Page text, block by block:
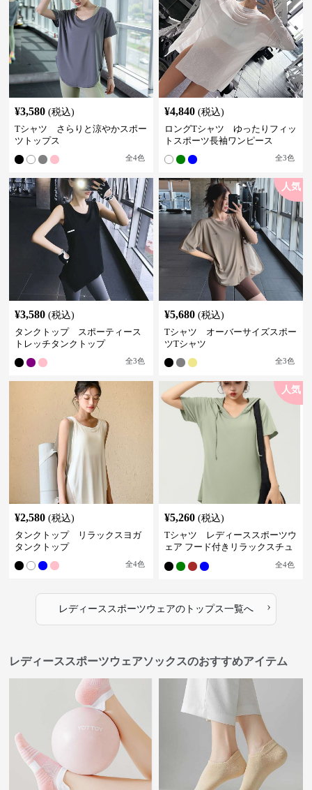
¥3,580 (税込)
Tシャツ さらりと涼やかスポー
ツトップス
全4色
¥4,840 (税込)
ロングTシャツ ゆったりフィッ
トスポーツ長袖ワンピース
全3色
¥3,580 (税込)
タンクトップ スポーティース
トレッチタンクトップ
全3色
人気
¥5,680 (税込)
Tシャツ オーバーサイズスポー
ツTシャツ
全3色
¥2,580 (税込)
タンクトップ リラックスヨガ
タンクトップ
全4色
人気
¥5,260 (税込)
Tシャツ レディーススポーツウ
ェア フード付きリラックスチュ
全4色
レディーススポーツウェアのトップス一覧へ ›
レディーススポーツウェアソックスのおすすめアイテム